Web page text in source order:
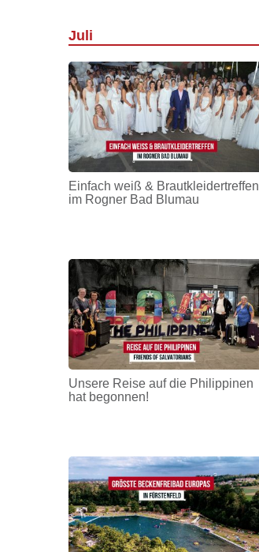
Juli
Einfach weiß & Brautkleidertreffen
im Rogner Bad Blumau
Unsere Reise auf die Philippinen
hat begonnen!